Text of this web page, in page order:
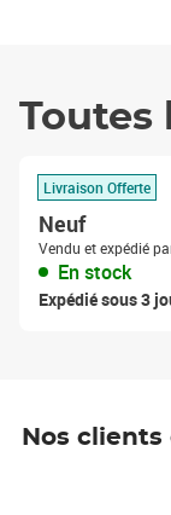
Toutes
Livraison Offerte
Neuf
Vendu et expédié
En stock
Expédié sous 3
Nos